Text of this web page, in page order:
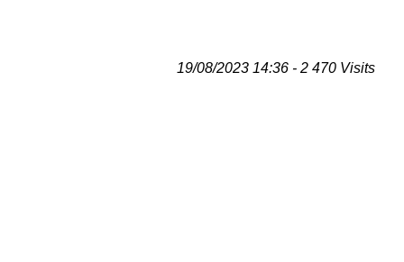
19/08/2023 14:36 - 2 470 Visits